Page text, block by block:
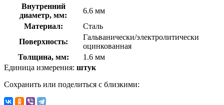
Внутренний
диаметр, мм:
6.6 мм
Материал:
Сталь
Поверхность:
Гальванически/электролитически
оцинкованная
Толщина, мм:
1.6 мм
Единица измерения: штук
Сохранить или поделиться с близкими: